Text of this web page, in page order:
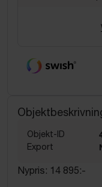
Objekt-ID
Export
Nypris: 14 895:-